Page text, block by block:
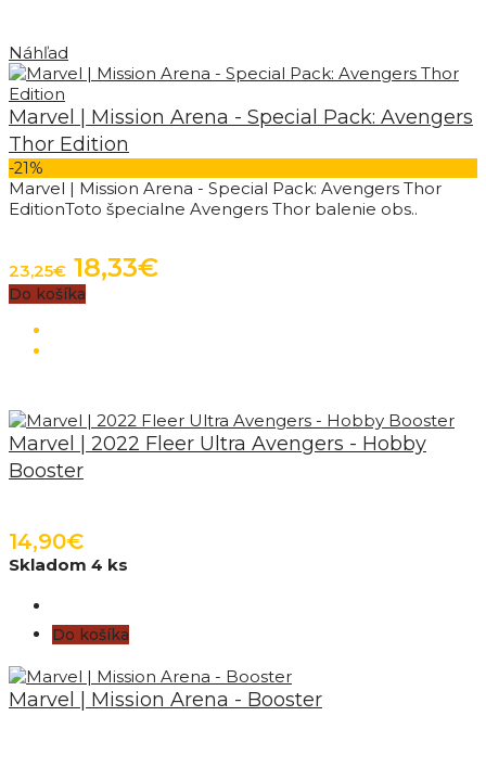
Náhľad
Marvel | Mission Arena - Special Pack: Avengers
Thor Edition
-21%
Marvel | Mission Arena - Special Pack: Avengers Thor
EditionToto špecialne Avengers Thor balenie obs..
23,25€ 18,33€
Do košíka
Marvel | 2022 Fleer Ultra Avengers - Hobby
Booster
14,90€
Skladom 4 ks
Do košíka
Marvel | Mission Arena - Booster